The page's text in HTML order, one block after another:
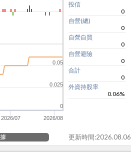
2026/07 2026/08
0
0.025
0.05
投信
0
自營(總)
0
自營自買
0
自營避險
0
合計
0
外資持股率
0.06%
更新時間:2026.08.06